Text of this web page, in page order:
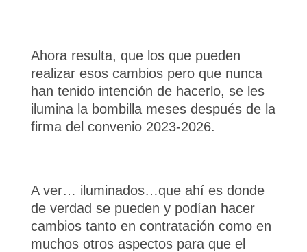
Ahora resulta, que los que pueden
realizar esos cambios pero que nunca
han tenido intención de hacerlo, se les
ilumina la bombilla meses después de la
firma del convenio 2023-2026.
A ver… iluminados…que ahí es donde
de verdad se pueden y podían hacer
cambios tanto en contratación como en
muchos otros aspectos para que el